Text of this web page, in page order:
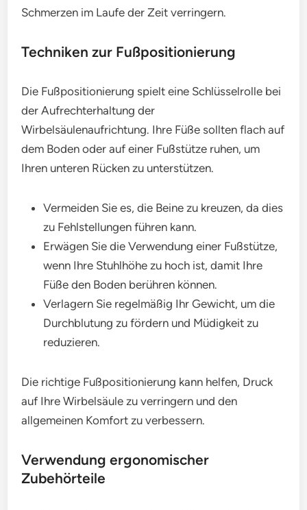
Schmerzen im Laufe der Zeit verringern.
Techniken zur Fußpositionierung
Die Fußpositionierung spielt eine Schlüsselrolle bei
der Aufrechterhaltung der
Wirbelsäulenaufrichtung. Ihre Füße sollten flach auf
dem Boden oder auf einer Fußstütze ruhen, um
Ihren unteren Rücken zu unterstützen.
Vermeiden Sie es, die Beine zu kreuzen, da dies
zu Fehlstellungen führen kann.
Erwägen Sie die Verwendung einer Fußstütze,
wenn Ihre Stuhlhöhe zu hoch ist, damit Ihre
Füße den Boden berühren können.
Verlagern Sie regelmäßig Ihr Gewicht, um die
Durchblutung zu fördern und Müdigkeit zu
reduzieren.
Die richtige Fußpositionierung kann helfen, Druck
auf Ihre Wirbelsäule zu verringern und den
allgemeinen Komfort zu verbessern.
Verwendung ergonomischer
Zubehörteile